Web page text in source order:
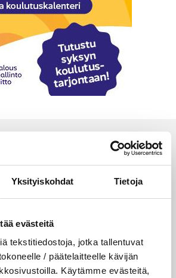
Yksityiskohdat Tietoja
evästeitä
tekstitiedostoja, jotka tallentuvat
/ päätelaitteelle kävijän
Käytämme evästeitä,
arvon­lisä­
– omien kulujen
edelleen­